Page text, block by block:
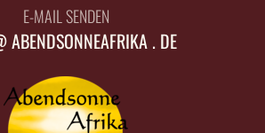
E-MAIL SENDEN
ABENDSONNEAFRIKA . DE